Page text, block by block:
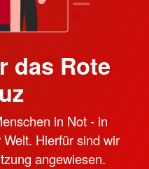
das Rote
in Not - in
Hierfür sind wir
angewiesen.